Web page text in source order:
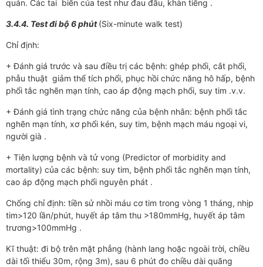
quản. Các tai biến của test như đau đầu, khàn tiếng .
3.4.4. Test đi bộ 6 phút(Six-minute walk test)
Chỉ định:
+ Đánh giá trước và sau điều trị các bệnh: ghép phổi, cắt phổi,
phẫu thuật giảm thể tích phổi, phục hồi chức năng hô hấp, bệnh
phổi tắc nghẽn mạn tính, cao áp động mạch phổi, suy tim .v.v.
+ Đánh giá tình trạng chức năng của bệnh nhân: bệnh phổi tắc
nghẽn mạn tính, xơ phổi kén, suy tim, bệnh mạch máu ngoại vi,
người già .
+ Tiên lượng bệnh và tử vong (Predictor of morbidity and
mortality) của các bệnh: suy tim, bệnh phổi tắc nghẽn mạn tính,
cao áp động mạch phổi nguyên phát .
Chống chỉ định: tiền sử nhồi máu cơ tim trong vòng 1 tháng, nhịp
tim>120 lần/phút, huyết áp tâm thu >180mmHg, huyết áp tâm
trương>100mmHg .
Kĩ thuật: đi bộ trên mặt phẳng (hành lang hoặc ngoài trời, chiều
dài tối thiểu 30m, rộng 3m), sau 6 phút đo chiều dài quãng